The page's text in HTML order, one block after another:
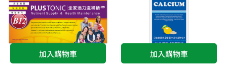
加入購物車 加入購物車